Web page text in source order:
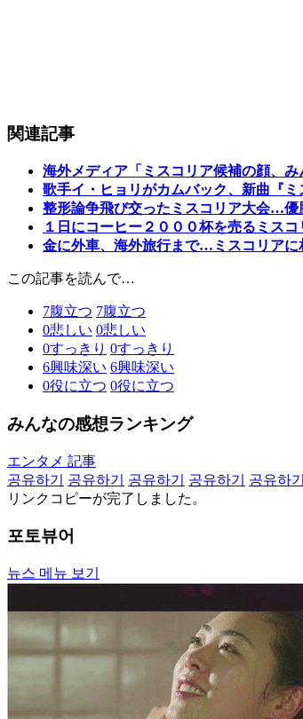
関連記事
海外メディア「ミスコリア候補の顔、み
歌手イ・ヒョリがカムバック、新曲『
整形論争飛び交ったミスコリア大会…優
１日にコーヒー２０００杯を売るミス
金に外車、海外旅行まで…ミスコリアに
この記事を読んで…
7腹立つ 7腹立つ
0悲しい 0悲しい
0すっきり 0すっきり
6興味深い 6興味深い
0役に立つ 0役に立つ
みんなの感想ランキング
エンタメ 記事
공유하기
공유하기 공유하기 공유하기
공유하기
リンクコピーが完了しました。
포토뷰어
뉴스 메뉴 보기